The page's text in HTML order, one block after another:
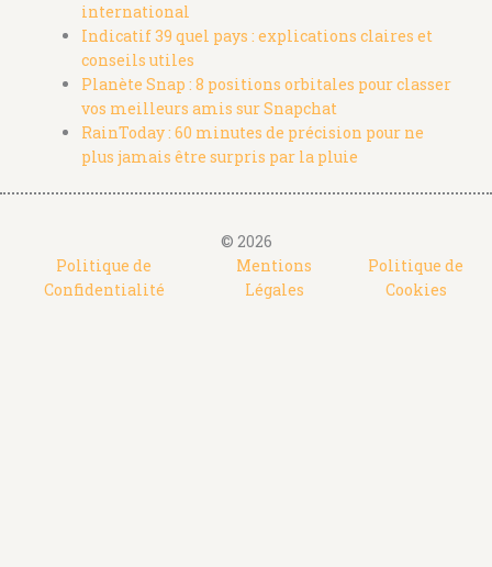
international
Indicatif 39 quel pays : explications claires et
conseils utiles
Planète Snap : 8 positions orbitales pour classer
vos meilleurs amis sur Snapchat
RainToday : 60 minutes de précision pour ne
plus jamais être surpris par la pluie
© 2026
Politique de
Confidentialité
Mentions
Légales
Politique de
Cookies